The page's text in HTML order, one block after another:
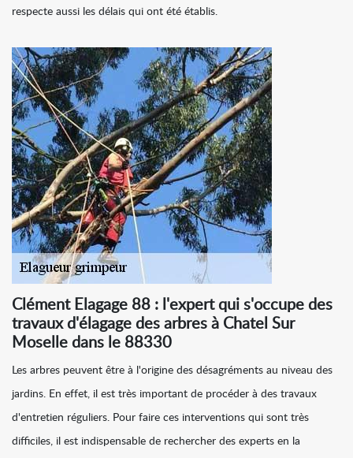
respecte aussi les délais qui ont été établis.
Clément Elagage 88 : l'expert qui s'occupe des
travaux d'élagage des arbres à Chatel Sur
Moselle dans le 88330
Les arbres peuvent être à l'origine des désagréments au niveau des
jardins. En effet, il est très important de procéder à des travaux
d'entretien réguliers. Pour faire ces interventions qui sont très
difficiles, il est indispensable de rechercher des experts en la